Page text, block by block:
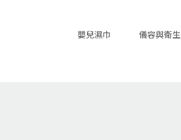
嬰兒濕巾 儀容與衛生